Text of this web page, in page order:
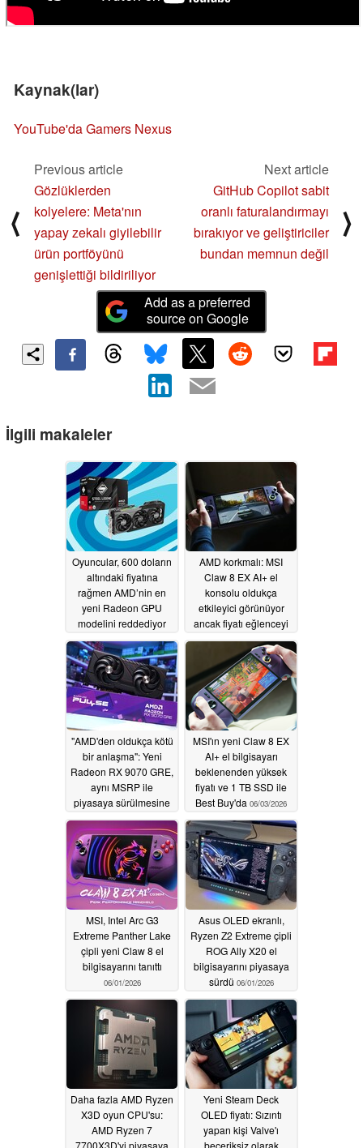
Kaynak(lar)
YouTube'da Gamers Nexus
⟨
Previous article
Gözlüklerden
kolyelere: Meta'nın
yapay zekalı giyilebilir
ürün portföyünü
genişlettiği bildiriliyor
Next article
GitHub Copilot sabit
oranlı faturalandırmayı
bırakıyor ve geliştiriciler
bundan memnun değil
⟩
Add as a preferred
source on Google
İlgili makaleler
Oyuncular, 600 doların
altındaki fiyatına
rağmen AMD’nin en
yeni Radeon GPU
modelini reddediyor
gibi görünüyor
06/22/2026
AMD korkmalı: MSI
Claw 8 EX AI+ el
konsolu oldukça
etkileyici görünüyor
ancak fiyatı eğlenceyi
bozabilir06/03/2026
"AMD'den oldukça kötü
bir anlaşma": Yeni
Radeon RX 9070 GRE,
aynı MSRP ile
piyasaya sürülmesine
rağmen RX 9070'e
kıyasla %16 daha kötü
performans gösteriyor
06/03/2026
MSI'ın yeni Claw 8 EX
AI+ el bilgisayarı
beklenenden yüksek
fiyatı ve 1 TB SSD ile
Best Buy'da 06/03/2026
MSI, Intel Arc G3
Extreme Panther Lake
çipli yeni Claw 8 el
bilgisayarını tanıttı
06/01/2026
Asus OLED ekranlı,
Ryzen Z2 Extreme çipli
ROG Ally X20 el
bilgisayarını piyasaya
sürdü 06/01/2026
Daha fazla AMD Ryzen
X3D oyun CPU'su:
AMD Ryzen 7
7700X3D'yi piyasaya
Yeni Steam Deck
OLED fiyatı: Sızıntı
yapan kişi Valve'ı
beceriksiz olarak